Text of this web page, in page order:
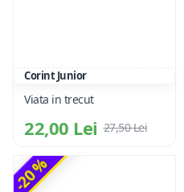
Corint Junior
Viata in trecut
22,00 Lei 27,50 Lei
-20 %